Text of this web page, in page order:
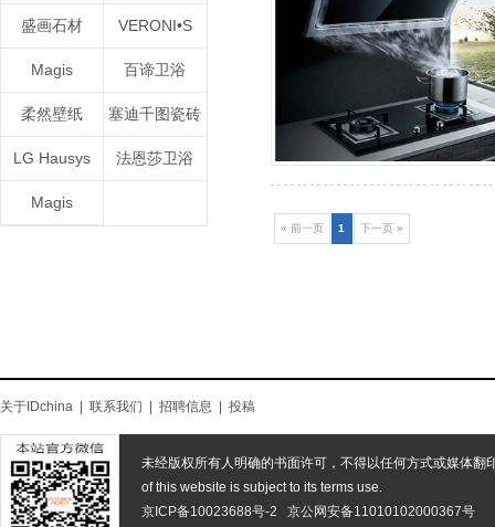
盛画石材 VERONI•S
Magis 百谛卫浴
柔然壁纸 塞迪千图瓷砖
LG Hausys 法恩莎卫浴
Magis
« 前一页 1 下一页 »
关于IDchina | 联系我们 | 招聘信息 | 投稿
未经版权所有人明确的书面许可，不得以任何方式或媒体翻
of this website is subject to its terms use.
京ICP备10023688号-2
京公网安备11010102000367号